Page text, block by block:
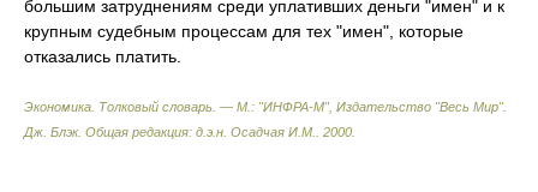
большим затруднениям среди уплативших деньги "имен" и к
крупным судебным процессам для тех "имен", которые
отказались платить.
Экономика. Толковый словарь. — М.: "ИНФРА-М", Издательство "Весь Мир".
Дж. Блэк. Общая редакция: д.э.н. Осадчая И.М.
2000